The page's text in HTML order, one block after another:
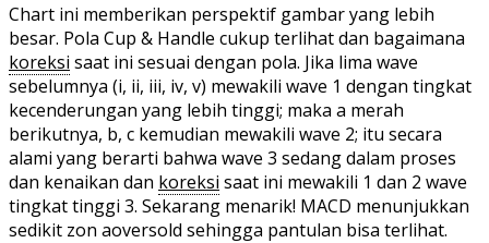
Chart ini memberikan perspektif gambar yang lebih
besar. Pola Cup & Handle cukup terlihat dan bagaimana
koreksi saat ini sesuai dengan pola. Jika lima wave
sebelumnya (i, ii, iii, iv, v) mewakili wave 1 dengan tingkat
kecenderungan yang lebih tinggi; maka a merah
berikutnya, b, c kemudian mewakili wave 2; itu secara
alami yang berarti bahwa wave 3 sedang dalam proses
dan kenaikan dan koreksi saat ini mewakili 1 dan 2 wave
tingkat tinggi 3. Sekarang menarik! MACD menunjukkan
sedikit zon aoversold sehingga pantulan bisa terlihat.